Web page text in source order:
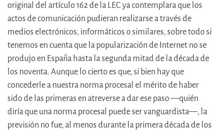
original del artículo 162 de la LEC ya contemplara que los
actos de comunicación pudieran realizarse a través de
medios electrónicos, informáticos o similares, sobre todo si
tenemos en cuenta que la popularización de Internet no se
produjo en España hasta la segunda mitad de la década de
los noventa. Aunque lo cierto es que, si bien hay que
concederle a nuestra norma procesal el mérito de haber
sido de las primeras en atreverse a dar ese paso —quién
diría que una norma procesal puede ser vanguardista—, la
previsión no fue, al menos durante la primera década de los